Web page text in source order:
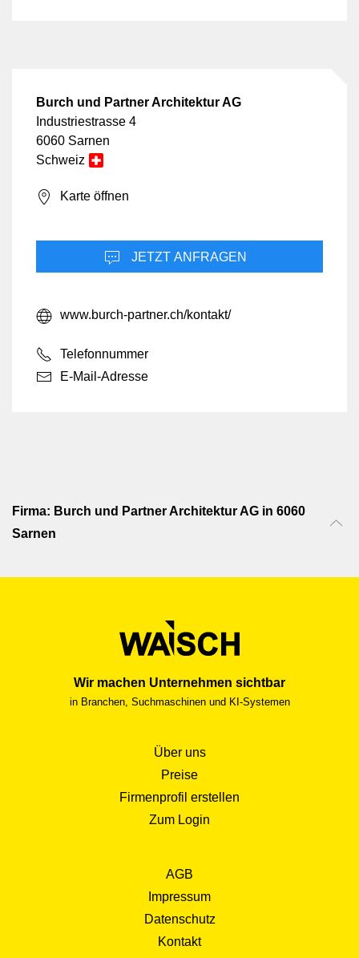
Burch und Partner Architektur AG
Industriestrasse 4
6060 Sarnen
Schweiz
Karte öffnen
JETZT ANFRAGEN
www.burch-partner.ch/kontakt/
Telefonnummer
E-Mail-Adresse
Firma: Burch und Partner Architektur AG in 6060
Sarnen
Wir machen Unternehmen sichtbar
in Branchen, Suchmaschinen und KI-Systemen
Über uns
Preise
Firmenprofil erstellen
Zum Login
AGB
Impressum
Datenschutz
Kontakt